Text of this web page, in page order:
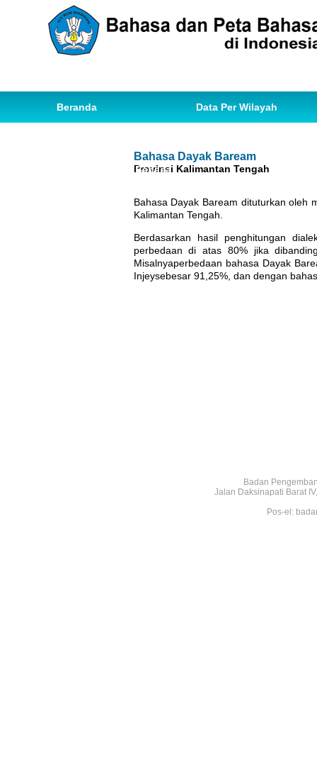
Beranda Data Per Wilayah
Ihwal Pemetaan Bahasa
Bahasa Dayak Baream
Provinsi Kalimantan Tengah
Bahasa Dayak Baream dituturkan oleh
Kalimantan Tengah.
Berdasarkan hasil penghitungan
perbedaan di atas 80% jika
Misalnyaperbedaan bahasa Dayak
Injeysebesar 91,25%, dan dengan
Badan
Jalan Daksinapati Barat
Pos-el: